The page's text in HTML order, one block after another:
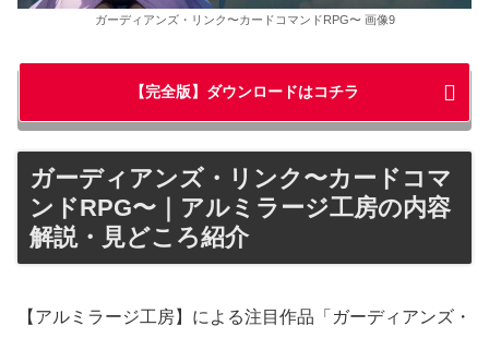
ガーディアンズ・リンク〜カードコマンドRPG〜 画像9
【完全版】ダウンロードはコチラ
ガーディアンズ・リンク〜カードコマ
ンドRPG〜｜アルミラージ工房の内容
解説・見どころ紹介
【アルミラージ工房】による注目作品「ガーディアンズ・